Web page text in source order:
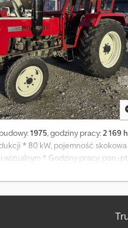
1975, godziny pracy:2 169 h
* 80 kW, pojemność
* Godziny pracy: pon.-